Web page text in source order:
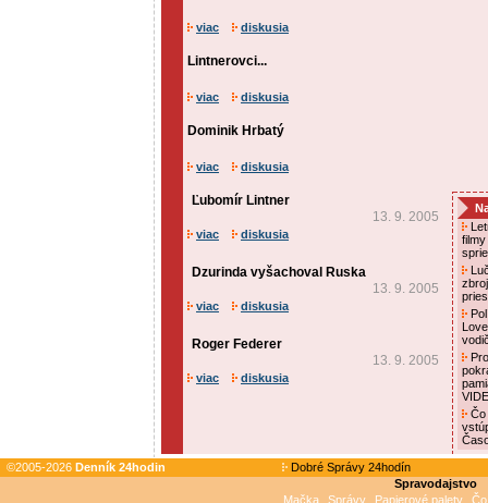
viac diskusia
Lintnerovci...
viac diskusia
Dominik Hrbatý
viac diskusia
Ľubomír Lintner
13. 9. 2005
viac diskusia
Dzurinda vyšachoval Ruska
13. 9. 2005
viac diskusia
Roger Federer
13. 9. 2005
viac diskusia
Čo
©2005-2026 Denník 24hodin
Dobré Správy 24hodín
Spravodajstvo
Mačka
Správy Papierové palety